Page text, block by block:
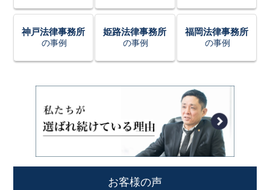
神戸法律事務所
の事例
姫路法律事務所
の事例
福岡法律事務所
の事例
お客様の声